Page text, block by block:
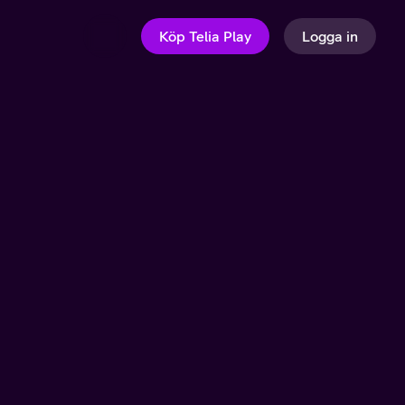
Köp Telia Play Logga in